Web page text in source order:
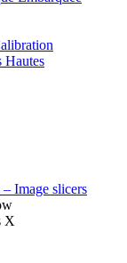
Hautes
– Image slicers
X